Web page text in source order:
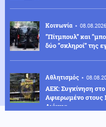
Κοινωνία
”Πίτμπουλ” και
δύο ”σκληροί” της
Αθλητισμός
ΑΕΚ: Συγκίνηση
Αφιερωμένο στους
Λιάκκα